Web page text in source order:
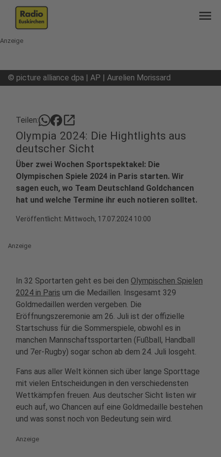
menu
Anzeige
© picture alliance dpa | AP | Aurelien Morissard
Teilen: open_in_new
Olympia 2024: Die Hightlights aus
deutscher Sicht
Über zwei Wochen Sportspektakel: Die
Olympischen Spiele 2024 in Paris starten. Wir
sagen euch, wo Team Deutschland Goldchancen
hat und welche Termine ihr euch notieren solltet.
Veröffentlicht: Mittwoch, 17.07.2024 10:00
Anzeige
In 32 Sportarten geht es bei den Olympischen Spielen
2024 in Paris um die Medaillen. Insgesamt 329
Goldmedaillen werden vergeben. Die
Eröffnungszeremonie am 26. Juli ist der offizielle
Startschuss für die Sommerspiele, obwohl es in
manchen Mannschaftssportarten (Fußball, Handball
und 7er-Rugby) sogar schon ab dem 24. Juli losgeht.
Fans aus aller Welt können sich über lange Sporttage
mit vielen Entscheidungen in den verschiedensten
Wettkämpfen freuen. Aus deutscher Sicht listen wir
euch auf, wo Chancen auf eine Goldmedaille bestehen
und was sonst noch von Bedeutung sein wird.
Anzeige